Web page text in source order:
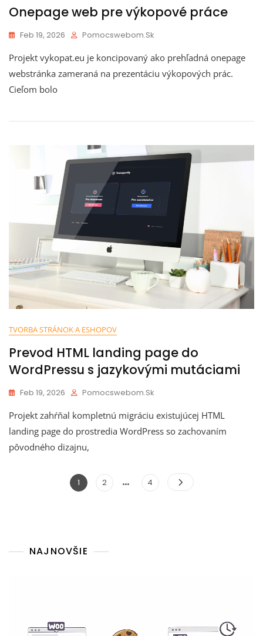
Onepage web pre výkopové práce
Feb 19, 2026 Pomocswebom.sk
Projekt vykopat.eu je koncipovaný ako prehľadná onepage
webstránka zameraná na prezentáciu výkopových prác.
Cieľom bolo
TVORBA STRÁNOK A ESHOPOV
Prevod HTML landing page do
WordPressu s jazykovými mutáciami
Feb 19, 2026 Pomocswebom.sk
Projekt zahŕňal kompletnú migráciu existujúcej HTML
landing page do prostredia WordPress so zachovaním
pôvodného dizajnu,
1 2 … 4
NAJNOVŠIE